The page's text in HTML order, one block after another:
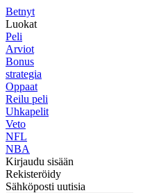
Betnyt
Luokat
Peli
Arviot
Bonus
strategia
Oppaat
Reilu peli
Uhkapelit
Veto
NFL
NBA
Kirjaudu sisään
Rekisteröidy
Sähköposti uutisia